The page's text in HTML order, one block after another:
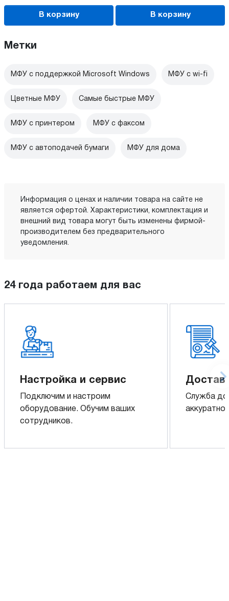
В корзину В корзину
Метки
МФУ с поддержкой Microsoft Windows МФУ c wi-fi
Цветные МФУ Самые быстрые МФУ
МФУ с принтером МФУ с факсом
МФУ с автоподачей бумаги МФУ для дома
Информация о ценах и наличии товара на сайте не
является офертой. Характеристики, комплектация и
внешний вид товара могут быть изменены фирмой-
производителем без предварительного
уведомления.
24 года работаем для вас
Настройка и сервис
Подключим и настроим
оборудование. Обучим ваших
сотрудников.
Служба
аккуратно